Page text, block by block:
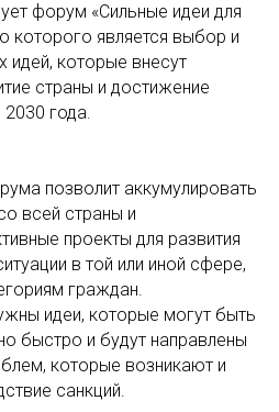
форум «Сильные идеи для
которого является выбор и
идей, которые внесут
страны и достижение
года.
позволит аккумулировать
всей страны и
проекты для развития
в той или иной сфере,
граждан.
идеи, которые могут быть
быстро и будут направлены
которые возникают и
санкций.